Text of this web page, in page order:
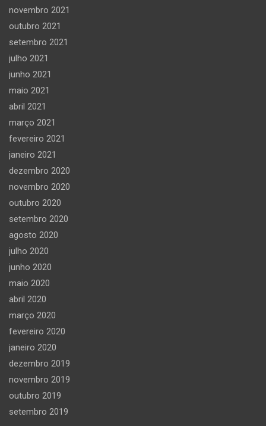
novembro 2021
outubro 2021
setembro 2021
julho 2021
junho 2021
maio 2021
abril 2021
março 2021
fevereiro 2021
janeiro 2021
dezembro 2020
novembro 2020
outubro 2020
setembro 2020
agosto 2020
julho 2020
junho 2020
maio 2020
abril 2020
março 2020
fevereiro 2020
janeiro 2020
dezembro 2019
novembro 2019
outubro 2019
setembro 2019